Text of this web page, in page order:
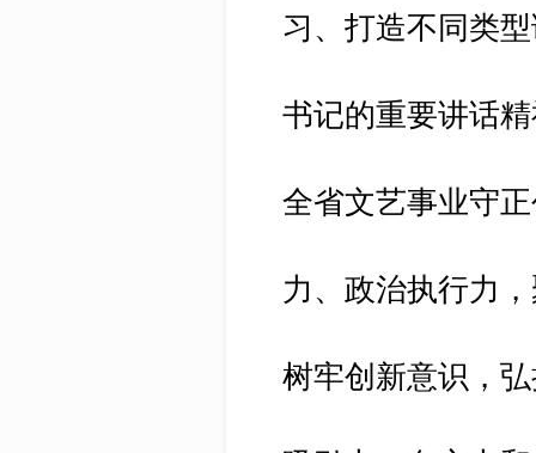
习、打造不同类
书记的重要讲话
全省文艺事业守
力、政治执行力
树牢创新意识，